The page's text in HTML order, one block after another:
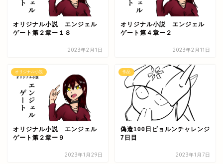
オリジナル小説 エンジェル
ゲート第２章ー１８
2023年2月1日
オリジナル小説 エンジェル
ゲート第４章ー２
2023年2月11日
オリジナル小説
オリジナル小説 エンジェル
ゲート第２章ー９
2023年1月29日
作品
偽造100日ビョルンチャレンジ
7日目
2023年1月7日